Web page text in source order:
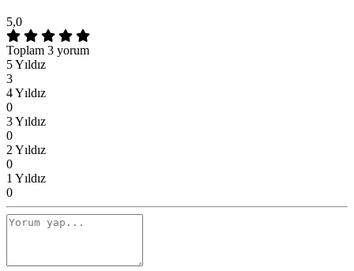
5,0
Toplam 3 yorum
5 Yıldız
3
4 Yıldız
0
3 Yıldız
0
2 Yıldız
0
1 Yıldız
0